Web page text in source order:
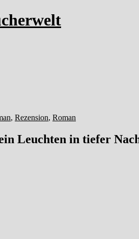
, Rezension, Roman
Leuchten in tiefer